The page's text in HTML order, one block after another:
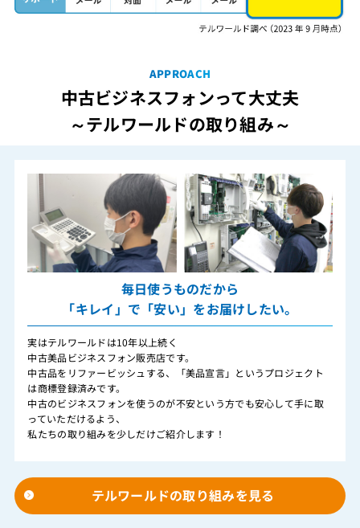
APPROACH
中古ビジネスフォンって大丈夫
～テルワールドの取り組み～
毎日使うものだから
「キレイ」で「安い」をお届けしたい。
実はテルワールドは10年以上続く
中古美品ビジネスフォン販売店です。
中古品をリファービッシュする、「美品宣言」というプロジェクト
は商標登録済みです。
中古のビジネスフォンを使うのが不安という方でも安心して手に取
っていただけるよう、
私たちの取り組みを少しだけご紹介します！
テルワールドの取り組みを見る